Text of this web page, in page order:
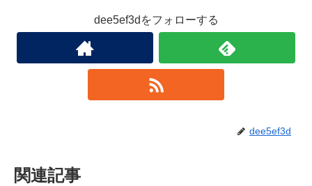
dee5ef3dをフォローする
dee5ef3d
関連記事